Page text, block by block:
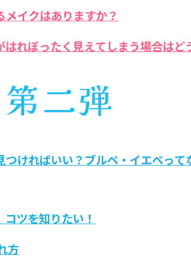
イクはありますか？
はれぼったく見えてしまう場合はど
ければいい？ブルベ・イエベって
ツを知りたい！
方